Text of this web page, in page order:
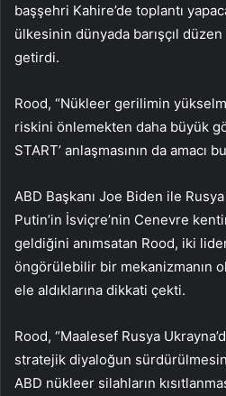
başşehri Kahire’de toplantı
ülkesinin dünyada barışçıl düzen
getirdi.
Rood, “Nükleer gerilimin
riskini önlemekten daha büyük
START’ anlaşmasının da amacı
ABD Başkanı Joe Biden ile
Putin’in İsviçre’nin Cenevre
geldiğini anımsatan Rood, iki
öngörülebilir bir mekanizmanın
ele aldıklarına dikkati çekti.
Rood, “Maalesef Rusya
stratejik diyaloğun
ABD nükleer silahların